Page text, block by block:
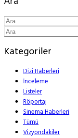
Kategoriler
Dizi Haberleri
İnceleme
Listeler
Röportaj
Sinema Haberleri
Tümü
Vizyondakiler